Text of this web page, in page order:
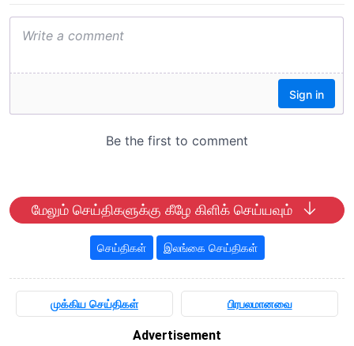
மேலும் செய்திகளுக்கு கீழே கிளிக் செய்யவும்
செய்திகள் இலங்கை செய்திகள்
முக்கிய செய்திகள் பிரபலமானவை
Advertisement